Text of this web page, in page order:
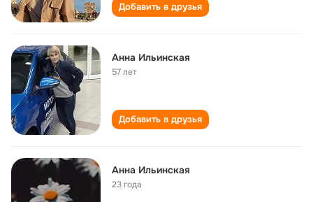
Добавить в друзья
Анна Ильинская
57 лет
Добавить в друзья
Анна Ильинская
23 года